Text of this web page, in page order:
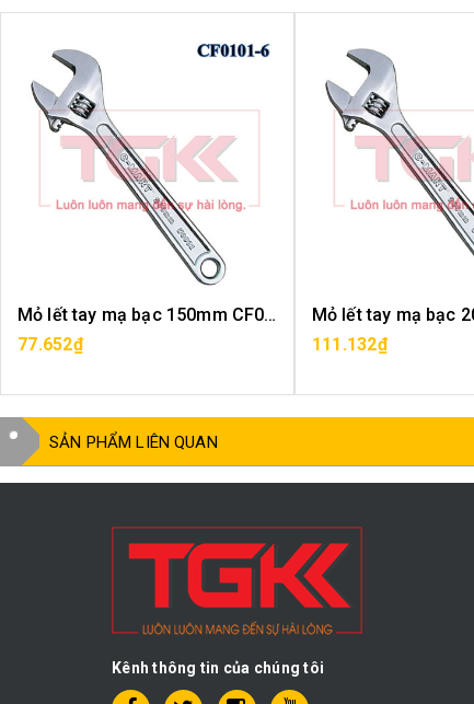
Mỏ lết tay mạ bạc 150mm CF0101-6
77.652₫
111.132₫
SẢN PHẨM LIÊN QUAN
Kênh thông tin của chúng tôi